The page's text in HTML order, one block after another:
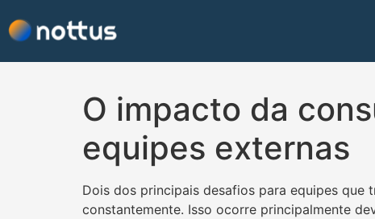
O impacto da
equipes externas
Dois dos principais desafios para equipes que
constantemente. Isso ocorre principalmente